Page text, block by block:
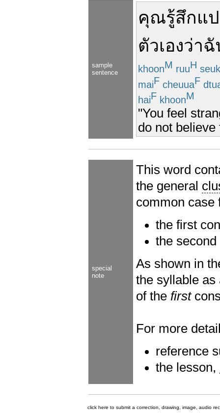
sample
sentence
คุณรู้สึกแ
ตัวเองว่าฉั
khoonM ruuH seuk
maiF cheuuaF
haiF khoonM
"You feel
do not
special
note
This word
the general
common case
the first
the
As shown in
the syllable as
of the first
For more
reference
the lesson,
click here to submit a correction, drawing, image, audio